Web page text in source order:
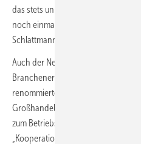
das stets unkomplizierte und sehr
noch einmal ein herzliches
Schlattmann aus der Branche.
Auch der Neue in der bad&heizung
Branchenerfahrung mit: Als
renommierten Unternehmen wie
Großhandelshaus Reisser tätig.
zum Betriebswirt VWA setzte
„Kooperationen im dreistufigen